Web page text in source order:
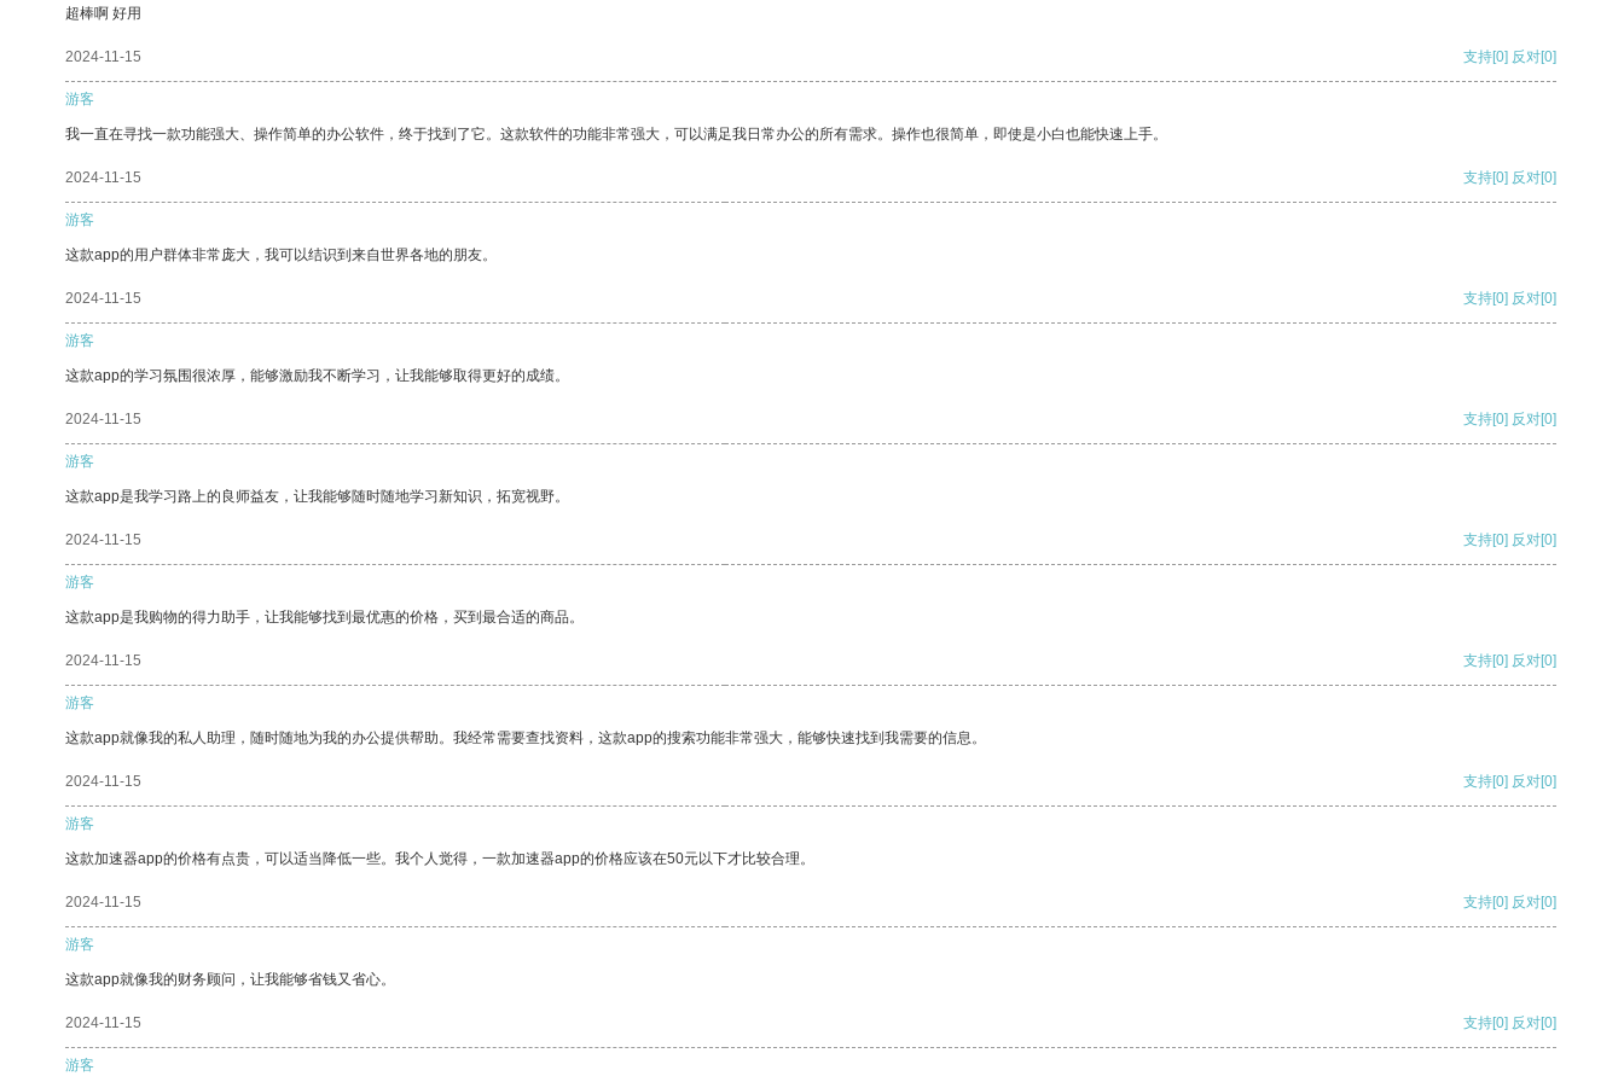
超棒啊 好用
2024-11-15 支持[0] 反对[0]
游客
我一直在寻找一款功能强大、操作简单的办公软件，终于找到了它。这款软件的功能非常强大，可以满足我日常办公的所有需求。操作也很简单，即使是小白也能快速上手。
2024-11-15 支持[0] 反对[0]
游客
这款app的用户群体非常庞大，我可以结识到来自世界各地的朋友。
2024-11-15 支持[0] 反对[0]
游客
这款app的学习氛围很浓厚，能够激励我不断学习，让我能够取得更好的成绩。
2024-11-15 支持[0] 反对[0]
游客
这款app是我学习路上的良师益友，让我能够随时随地学习新知识，拓宽视野。
2024-11-15 支持[0] 反对[0]
游客
这款app是我购物的得力助手，让我能够找到最优惠的价格，买到最合适的商品。
2024-11-15 支持[0] 反对[0]
游客
这款app就像我的私人助理，随时随地为我的办公提供帮助。我经常需要查找资料，这款app的搜索功能非常强大，能够快速找到我需要的信息。
2024-11-15 支持[0] 反对[0]
游客
这款加速器app的价格有点贵，可以适当降低一些。我个人觉得，一款加速器app的价格应该在50元以下才比较合理。
2024-11-15 支持[0] 反对[0]
游客
这款app就像我的财务顾问，让我能够省钱又省心。
2024-11-15 支持[0] 反对[0]
游客